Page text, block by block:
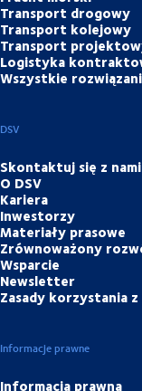
Transport drogowy
Transport kolejowy
Transport
Logistyka
Wszystkie
DSV
Skontaktuj się z nami
O DSV
Kariera
Inwestorzy
Materiały prasowe
Zrównoważony
Wsparcie
Newsletter
Zasady korzystania
Informacje prawne
Informacja prawna